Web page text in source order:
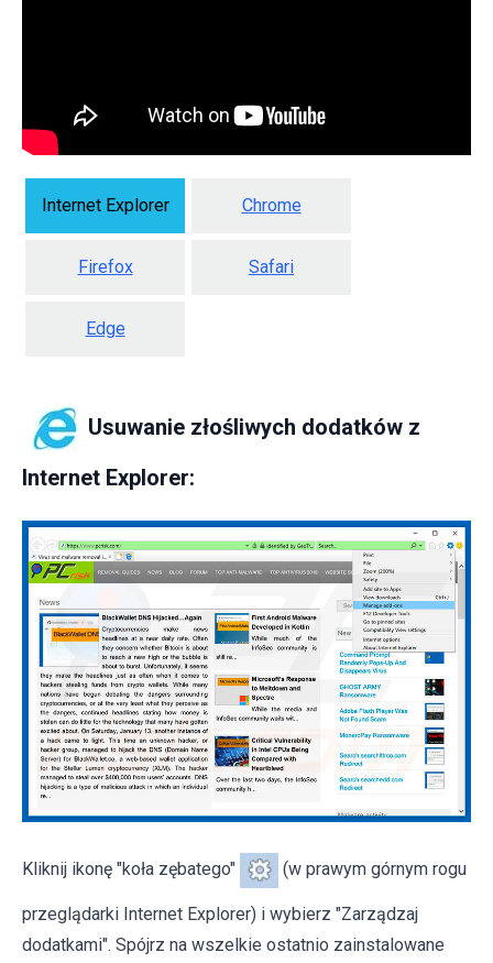
Internet Explorer Chrome
Firefox Safari
Edge
Usuwanie złośliwych dodatków z
Internet Explorer:
Kliknij ikonę "koła zębatego" (w prawym górnym rogu
przeglądarki Internet Explorer) i wybierz "Zarządzaj
dodatkami". Spójrz na wszelkie ostatnio zainstalowane